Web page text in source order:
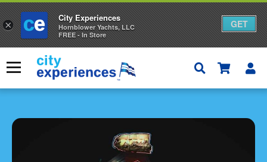
로
메뉴
×
×
City Experiences
Hornblower Yachts, LLC
FREE - In Store
GET